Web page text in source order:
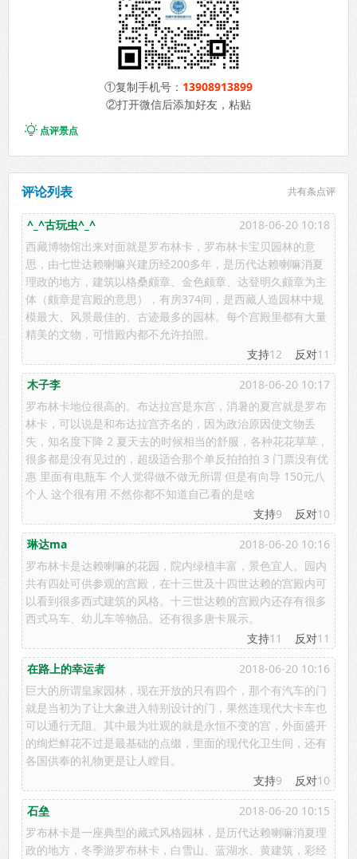
①复制手机号： 13908913899
②打开微信后添加好友，粘贴
点评景点
评论列表 共有条点评
^_^古玩虫^_^
2018-06-20 10:18
西藏博物馆出来对面就是罗布林卡，罗布林卡宝贝园林的意
思，由七世达赖喇嘛兴建历经200多年，是历代达赖喇嘛消夏
理政的地方，建筑以格桑颇章、金色颇章、达登明久颇章为主
体（颇章是宫殿的意思），有房374间，是西藏人造园林中规
模最大、风景最佳的、古迹最多的园林。每个宫殿里都有大量
精美的文物，可惜殿内都不允许拍照。
支持12 反对11
木子李
2018-06-20 10:17
罗布林卡地位很高的。布达拉宫是东宫，消暑的夏宫就是罗布
林卡，可以说是和布达拉宫齐名的，因为政治原因使文物丢
失，知名度下降 2 夏天去的时候相当的舒服，各种花花草草，
很多都是没有见过的，超级适合那个单反拍拍拍 3 门票没有优
惠 里面有电瓶车 个人觉得做不做无所谓 但是有向导 150元八
个人 这个很有用 不然你都不知道自己看的是啥
支持9 反对10
琳达ma
2018-06-20 10:16
罗布林卡是达赖喇嘛的花园，院内绿植丰富，景色宜人。园内
共有四处可供参观的宫殿，在十三世及十四世达赖的宫殿内可
以看到很多西式建筑的风格。十三世达赖的宫殿内还存有很多
西式马车、幼儿车等物品。还有很多唐卡展示。
支持11 反对11
在路上的幸运者
2018-06-20 10:16
巨大的所谓皇家园林，现在开放的只有四个，那个有汽车的门
就是当初为了让大象进入特别设计的门，果然连现代大卡车也
可以通行无阻。其中最为壮观的就是永恒不变的宫，外面盛开
的绚烂鲜花不过是最基础的点缀，里面的现代化卫生间，还有
各国供奉的礼物更是让人瞠目。
支持9 反对10
石垒
2018-06-20 10:15
罗布林卡是一座典型的藏式风格园林，是历代达赖喇嘛消夏理
政的地方，冬季游罗布林卡，白雪山、蓝湖水、黄建筑，彩经